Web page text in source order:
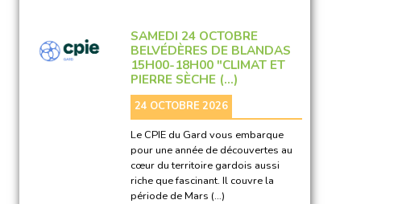
SAMEDI 24 OCTOBRE
BELVÉDÈRES DE BLANDAS
15H00-18H00 "CLIMAT ET
PIERRE SÈCHE (…)
24 OCTOBRE 2026
Le CPIE du Gard vous embarque
pour une année de découvertes au
cœur du territoire gardois aussi
riche que fascinant. Il couvre la
période de Mars (…)